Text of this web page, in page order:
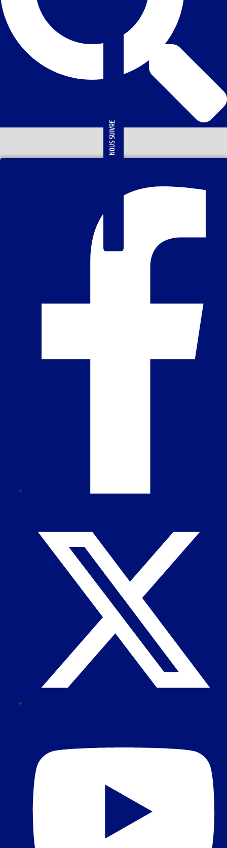
NOUS SUIVRE